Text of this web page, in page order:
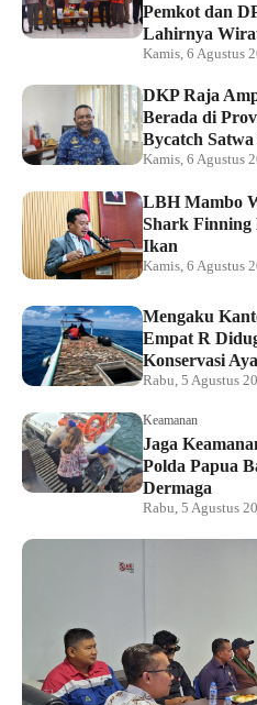
Pemkot dan
Lahirnya
Kamis, 6 Agustus
DKP Raja
Berada di
Bycatch
Kamis, 6 Agustus
LBH Mambo
Shark Finning
Ikan
Kamis, 6 Agustus
Mengaku
Empat R
Konservasi
Rabu, 5 Agustus
Keamanan
Jaga
Polda Papua
Dermaga
Rabu, 5 Agustus